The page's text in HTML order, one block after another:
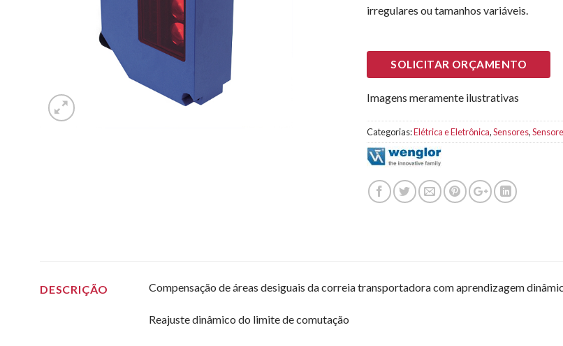
irregulares ou tamanhos variáveis.
SOLICITAR ORÇAMENTO
Imagens meramente ilustrativas
Categorias:Elétrica e Eletrônica,Sensores,
DESCRIÇÃO Compensação de áreas desiguais da correia transportadora com aprendizagem
Reajuste dinâmico do limite de comutação